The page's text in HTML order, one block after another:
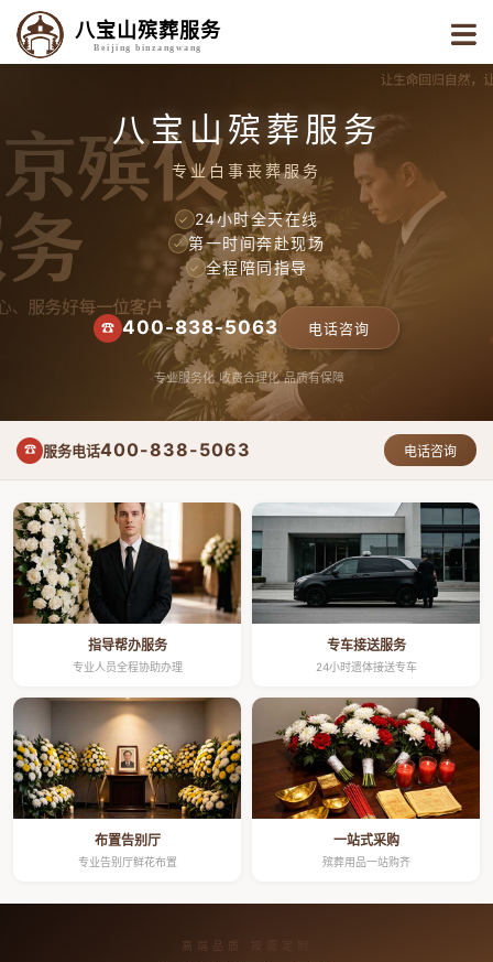
八宝山殡葬服务
Beijing binzangwang
八宝山殡葬服务
专业白事丧葬服务
✓ 24小时全天在线
✓ 第一时间奔赴现场
✓ 全程陪同指导
☎ 400-838-5063 电话咨询
专业服务化 收费合理化 品质有保障
☎ 服务电话400-838-5063 电话咨询
指导帮办服务
专业人员全程协助办理
专车接送服务
24小时遗体接送专车
布置告别厅
专业告别厅鲜花布置
一站式采购
殡葬用品一站购齐
高端品质 按需定制